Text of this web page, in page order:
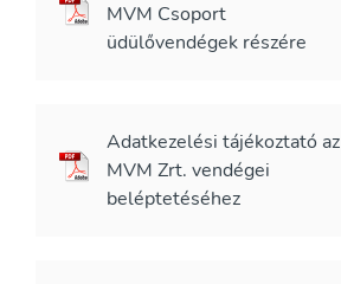
MVM Csoport
üdülővendégek részére
Adatkezelési tájékoztató az
MVM Zrt. vendégei
beléptetéséhez